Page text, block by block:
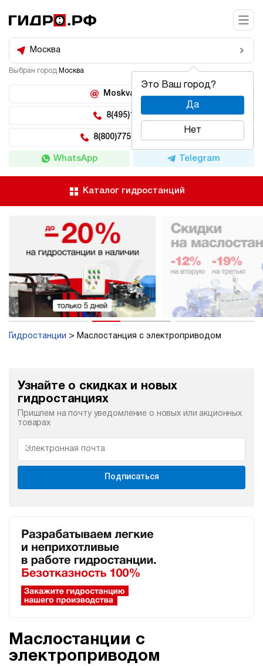
Москва
Это Ваш город?
Да
Нет
Выбран город Москва
Moskva@hidro.ru
8(495)150-04-62
8(800)775-04-62 доб 2
WhatsApp Telegram
Каталог гидростанций
Гидростанции Маслостанция с электроприводом
Узнайте о скидках и новых
гидростанциях
Пришлем на почту уведомление о новых или акционных
товарах
Подписаться
Маслостанции с
электроприводом